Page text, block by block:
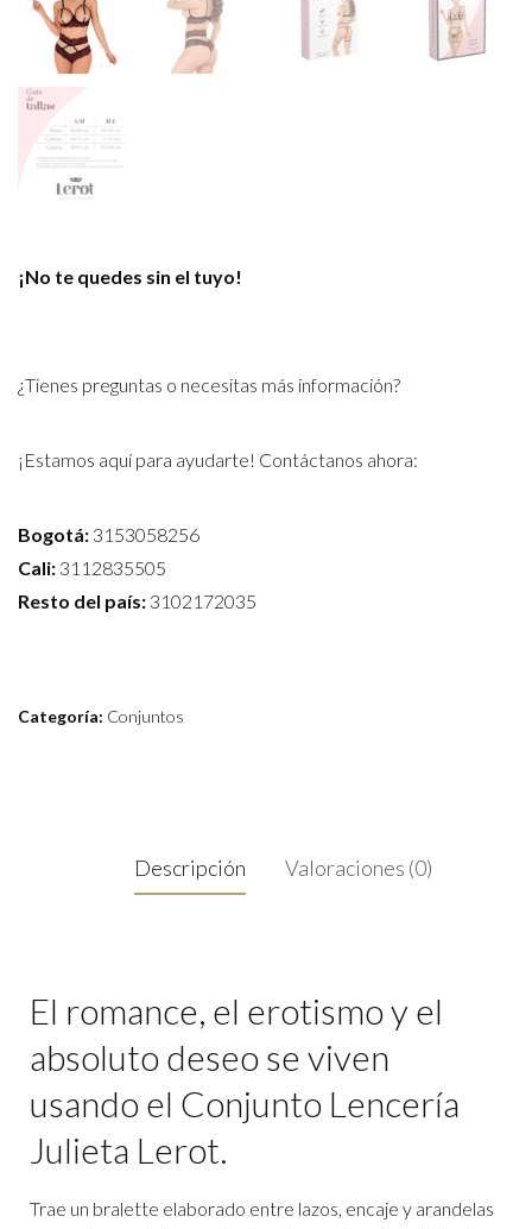
¡No te quedes sin el tuyo!
¿Tienes preguntas o necesitas más información?
¡Estamos aquí para ayudarte! Contáctanos ahora:
Bogotá: 3153058256
Cali: 3112835505
Resto del país: 3102172035
Categoría: Conjuntos
Descripción Valoraciones (0)
El romance, el erotismo y el
absoluto deseo se viven
usando el Conjunto Lencería
Julieta Lerot.
Trae un bralette elaborado entre lazos, encaje y arandelas